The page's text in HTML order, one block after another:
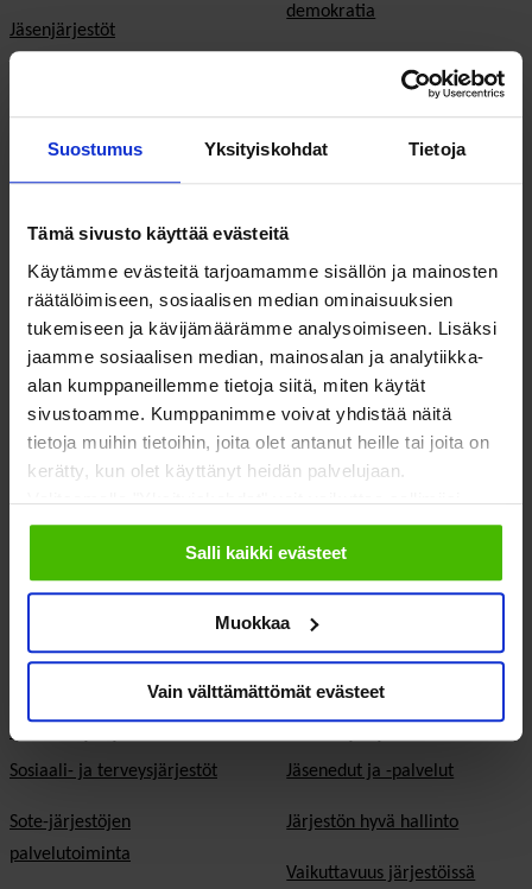
Suostumus Yksityiskohdat Tietoja
Tämä sivusto käyttää evästeitä
Käytämme evästeitä tarjoamamme sisällön ja mainosten
räätälöimiseen, sosiaalisen median ominaisuuksien
tukemiseen ja kävijämäärämme analysoimiseen. Lisäksi
jaamme sosiaalisen median, mainosalan ja analytiikka-
alan kumppaneillemme tietoja siitä, miten käytät
sivustoamme. Kumppanimme voivat yhdistää näitä
tietoja muihin tietoihin, joita olet antanut heille tai joita on
kerätty, kun olet käyttänyt heidän palvelujaan.
Valitsemalla "Yksityiskohdat" voit vaikuttaa sallimiisi
evästeisiin.
Salli kaikki evästeet
Muokkaa
Vain välttämättömät evästeet
Jäsenjärjestöt
Verkostot
Varaa kokoustila
Yhteistyökumppaniksi
På Svenska
In English
demokratia
Järjestöjen
toimintaedellytykset
edistäminen
Sosiaali- ja terveyspalvelut
Toimeentulo
Työllisyys
Ilmastonmuutos
EU & kansainvälinen työ
Eduskuntavaalit
Europarlamenttivaalit
Tietoa järjestöistä
Sosiaali- ja terveysjärjestöt
Sote-järjestöjen
palvelutoiminta
Jäsenjärjestöille
Jäsen­edut ja -palvelut
Järjestön hyvä hallinto
Vaikuttavuus järjestöissä